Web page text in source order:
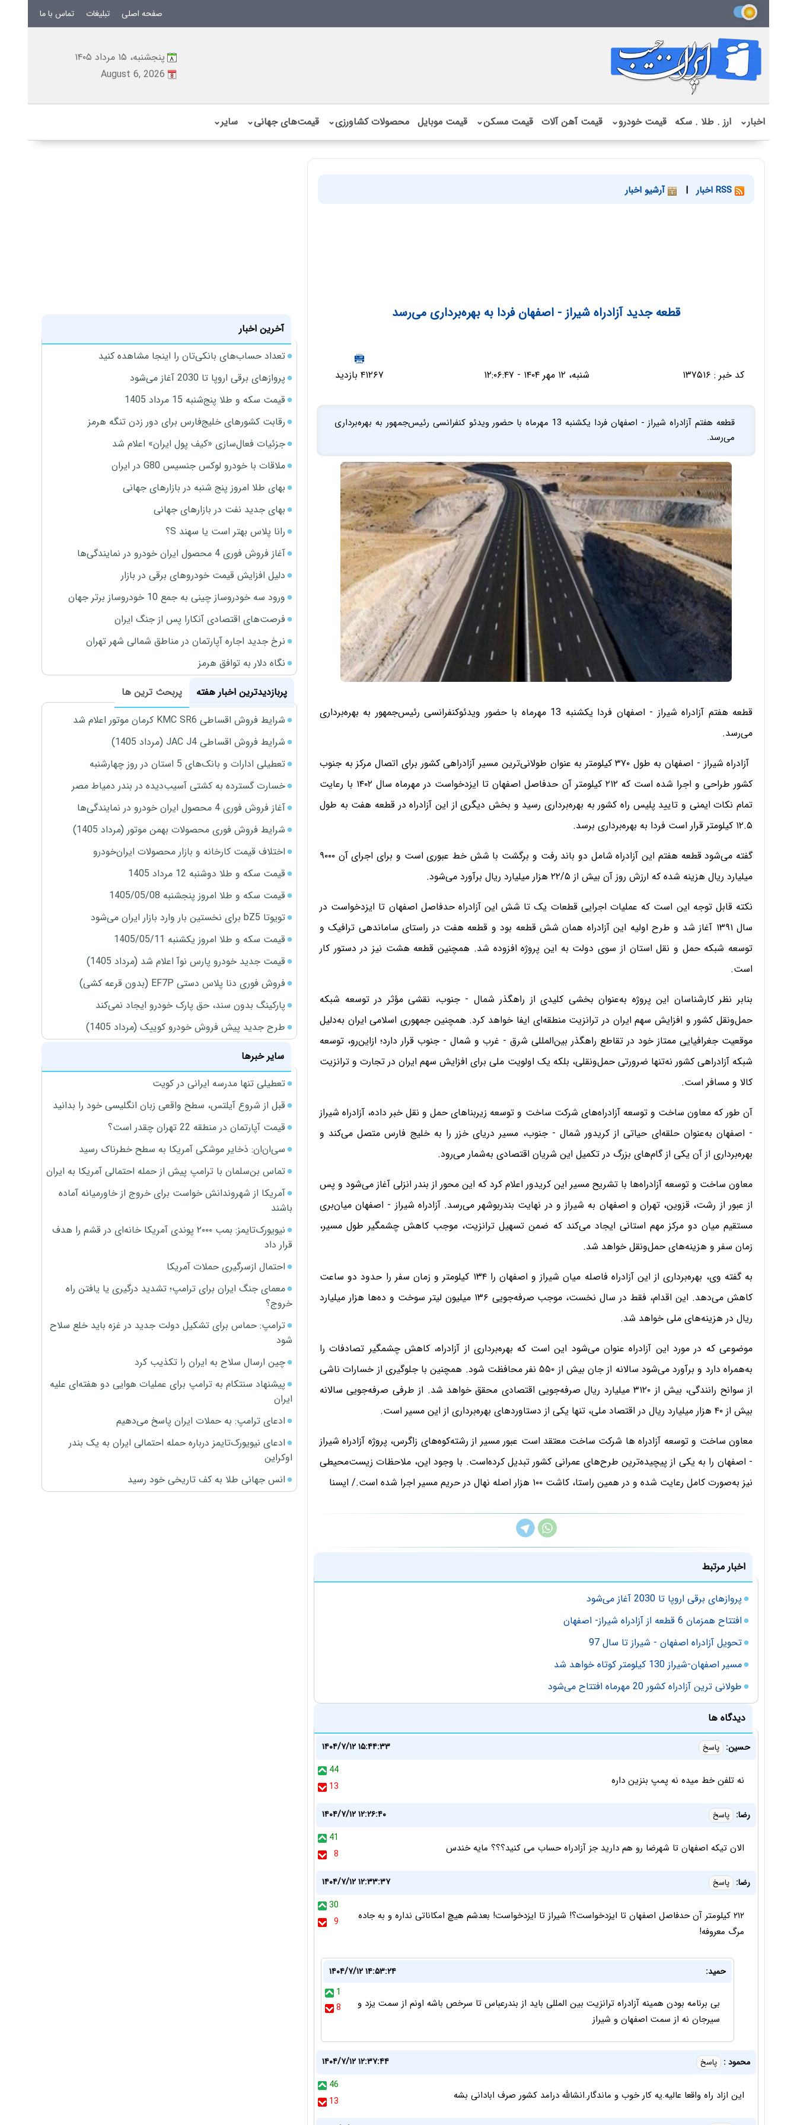
صفحه اصلی تبلیغات تماس با ما
پنجشنبه، ۱۵ مرداد ۱۴۰۵
August 6, 2026
اخبار⌄ ارز . طلا . سکه قیمت خودرو⌄ قیمت آهن آلات قیمت مسکن⌄ قیمت موبایل محصولات کشاورزی⌄ قیمت‌های جهانی⌄ سایر⌄
| آرشیو اخبار
قطعه جدید آزادراه شیراز - اصفهان فردا به بهره‌برداری می‌رسد
کد خبر : ۱۳۷۵۱۶ شنبه، ۱۲ مهر ۱۴۰۴ - ۱۲:۰۶:۴۷ ۴۱۲۶۷ بازدید
قطعه هفتم آزادراه شیراز - اصفهان فردا یکشنبه 13 مهرماه با حضور ویدئو کنفرانسی رئیس‌جمهور به بهره‌برداری
می‌رسد.
قطعه هفتم آزادراه شیراز - اصفهان فردا یکشنبه 13 مهرماه با حضور ویدئوکنفرانسی رئیس‌جمهور به بهره‌برداری
می‌رسد.
آزادراه شیراز - اصفهان به طول ۳۷۰ کیلومتر به عنوان طولانی‌ترین مسیر آزادراهی کشور برای اتصال مرکز به جنوب
کشور طراحی و اجرا شده است که ۲۱۲ کیلومتر آن حدفاصل اصفهان تا ایزدخواست در مهرماه سال ۱۴۰۲ با رعایت
تمام نکات ایمنی و تایید پلیس راه کشور به بهره‌برداری رسید و بخش دیگری از این آزادراه در قطعه هفت به طول
۱۲.۵ کیلومتر قرار است فردا به بهره‌برداری برسد.
گفته می‌شود قطعه هفتم این آزادراه شامل دو باند رفت و برگشت با شش خط عبوری است و برای اجرای آن ۹۰۰۰
میلیارد ریال هزینه شده که ارزش روز آن بیش از ۲۲/۵ هزار میلیارد ریال برآورد می‌شود.
نکته قابل توجه این است که عملیات اجرایی قطعات یک تا شش این آزادراه حدفاصل اصفهان تا ایزدخواست در
سال ۱۳۹۱ آغاز شد و طرح اولیه این آزادراه همان شش قطعه بود و قطعه هفت در راستای ساماندهی ترافیک و
توسعه شبکه حمل و نقل استان از سوی دولت به این پروژه افزوده شد. همچنین قطعه هشت نیز در دستور کار
است.
بنابر نظر کارشناسان این پروژه به‌عنوان بخشی کلیدی از راهگذر شمال - جنوب، نقشی مؤثر در توسعه شبکه
حمل‌ونقل کشور و افزایش سهم ایران در ترانزیت منطقه‌ای ایفا خواهد کرد. همچنین جمهوری اسلامی ایران به‌دلیل
موقعیت جغرافیایی ممتاز خود در تقاطع راهگذر بین‌المللی شرق - غرب و شمال - جنوب قرار دارد؛ ازاین‌رو، توسعه
شبکه آزادراهی کشور نه‌تنها ضرورتی حمل‌ونقلی، بلکه یک اولویت ملی برای افزایش سهم ایران در تجارت و ترانزیت
کالا و مسافر است.
آن طور که معاون ساخت و توسعه آزادراه‌های شرکت ساخت و توسعه زیربناهای حمل و نقل خبر داده، آزادراه شیراز
- اصفهان به‌عنوان حلقه‌ای حیاتی از کریدور شمال - جنوب، مسیر دریای خزر را به خلیج فارس متصل می‌کند و
بهره‌برداری از آن یکی از گام‌های بزرگ در تکمیل این شریان اقتصادی به‌شمار می‌رود.
معاون ساخت و توسعه آزادراه‌ها با تشریح مسیر این کریدور اعلام کرد که این محور از بندر انزلی آغاز می‌شود و پس
از عبور از رشت، قزوین، تهران و اصفهان به شیراز و در نهایت بندربوشهر می‌رسد. آزادراه شیراز - اصفهان میان‌بری
مستقیم میان دو مرکز مهم استانی ایجاد می‌کند که ضمن تسهیل ترانزیت، موجب کاهش چشمگیر طول مسیر،
زمان سفر و هزینه‌های حمل‌ونقل خواهد شد.
به گفته وی، بهره‌برداری از این آزادراه فاصله میان شیراز و اصفهان را ۱۳۴ کیلومتر و زمان سفر را حدود دو ساعت
کاهش می‌دهد. این اقدام، فقط در سال نخست، موجب صرفه‌جویی ۱۳۶ میلیون لیتر سوخت و ده‌ها هزار میلیارد
ریال در هزینه‌های ملی خواهد شد.
موضوعی که در مورد این آزادراه عنوان می‌شود این است که بهره‌برداری از آزادراه، کاهش چشمگیر تصادفات را
به‌همراه دارد و برآورد می‌شود سالانه از جان بیش از ۵۵۰ نفر محافظت شود. همچنین با جلوگیری از خسارات ناشی
از سوانح رانندگی، بیش از ۳۱۲۰ میلیارد ریال صرفه‌جویی اقتصادی محقق خواهد شد. از طرفی صرفه‌جویی سالانه
بیش از ۴۰ هزار میلیارد ریال در اقتصاد ملی، تنها یکی از دستاوردهای بهره‌برداری از این مسیر است.
معاون ساخت و توسعه آزادراه ها شرکت ساخت معتقد است عبور مسیر از رشته‌کوه‌های زاگرس، پروژه آزادراه شیراز
- اصفهان را به یکی از پیچیده‌ترین طرح‌های عمرانی کشور تبدیل کرده‌است. با وجود این، ملاحظات زیست‌محیطی
نیز به‌صورت کامل رعایت شده و در همین راستا، کاشت ۱۰۰ هزار اصله نهال در حریم مسیر اجرا شده است./ ایسنا
اخبار مرتبط
پروازهای برقی اروپا تا 2030 آغاز می‌شود
افتتاح همزمان 6 قطعه از آزادراه شیراز- اصفهان
تحویل آزادراه اصفهان - شیراز تا سال 97
مسیر اصفهان-شیراز 130 کیلومتر کوتاه خواهد شد
طولانی ترین آزادراه کشور 20 مهرماه افتتاح می‌شود
دیدگاه ها
حسین: پاسخ
۱۴۰۴/۷/۱۲ ۱۵:۴۴:۳۳
44
13
نه تلفن خط میده نه پمپ بنزین داره
رضا: پاسخ
۱۴۰۴/۷/۱۲ ۱۲:۲۶:۴۰
41
8
الان تیکه اصفهان تا شهرضا رو هم دارید جز آزادراه حساب می کنید؟؟؟ مایه خندس
رضا: پاسخ
۱۴۰۴/۷/۱۲ ۱۲:۳۳:۳۷
30
9
۲۱۲ کیلومتر آن حدفاصل اصفهان تا ایزدخواست؟! شیراز تا ایزدخواست! بعدشم هیچ امکاناتی نداره و به جاده
مرگ معروفه!
حمید:
۱۴۰۴/۷/۱۲ ۱۴:۵۳:۲۴
1
8
بی برنامه بودن همینه آزادراه ترانزیت بین المللی باید از بندرعباس تا سرخص باشه اونم از سمت یزد و
سیرجان نه از سمت اصفهان و شیراز
محمود : پاسخ
۱۴۰۴/۷/۱۲ ۱۲:۳۷:۴۴
46
13
این ازاد راه واقعا عالیه.یه کار خوب و ماندگار.انشالله درامد کشور صرف ابادانی بشه
آخرین اخبار
تعداد حساب‌های بانکی‌تان را اینجا مشاهده کنید
پروازهای برقی اروپا تا 2030 آغاز می‌شود
قیمت سکه و طلا پنج‌شنبه 15 مرداد 1405
رقابت کشورهای خلیج‌فارس برای دور زدن تنگه هرمز
جزئیات فعال‌سازی «کیف پول ایران» اعلام شد
ملاقات با خودرو لوکس جنسیس G80 در ایران
بهای طلا امروز پنج شنبه در بازارهای جهانی
بهای جدید نفت در بازارهای جهانی
رانا پلاس بهتر است یا سهند S؟
آغاز فروش فوری 4 محصول ایران خودرو در نمایندگی‌ها
دلیل افزایش قیمت خودروهای برقی در بازار
ورود سه خودروساز چینی به جمع 10 خودروساز برتر جهان
فرصت‌های اقتصادی آنکارا پس از جنگ ایران
نرخ جدید اجاره آپارتمان در مناطق شمالی شهر تهران
نگاه دلار به توافق هرمز
پربازدیدترین اخبار هفته
پربحث ترین ها
شرایط فروش اقساطی KMC SR6 کرمان موتور اعلام شد
شرایط فروش اقساطی JAC J4 (مرداد 1405)
تعطیلی ادارات و بانک‌های 5 استان در روز چهارشنبه
خسارت گسترده به کشتی آسیب‌دیده در بندر دمیاط مصر
آغاز فروش فوری 4 محصول ایران خودرو در نمایندگی‌ها
شرایط فروش فوری محصولات بهمن موتور (مرداد 1405)
اختلاف قیمت کارخانه و بازار محصولات ایران‌خودرو
قیمت سکه و طلا دوشنبه 12 مرداد 1405
قیمت سکه و طلا امروز پنجشنبه 1405/05/08
تویوتا bZ5 برای نخستین بار وارد بازار ایران می‌شود
قیمت سکه و طلا امروز یکشنبه 1405/05/11
قیمت جدید خودرو پارس نوآ اعلام شد (مرداد 1405)
فروش فوری دنا پلاس دستی EF7P (بدون قرعه کشی)
پارکینگ بدون سند، حق پارک خودرو ایجاد نمی‌کند
طرح جدید پیش فروش خودرو کوییک (مرداد 1405)
سایر خبرها
تعطیلی تنها مدرسه ایرانی در کویت
قبل از شروع آیلتس، سطح واقعی زبان انگلیسی خود را بدانید
قیمت آپارتمان در منطقه 22 تهران چقدر است؟
سی‌ان‌ان: ذخایر موشکی آمریکا به سطح خطرناک رسید
تماس بن‌سلمان با ترامپ پیش از حمله احتمالی آمریکا به ایران
آمریکا از شهروندانش خواست برای خروج از خاورمیانه آماده
باشند
نیویورک‌تایمز: بمب ۲۰۰۰ پوندی آمریکا خانه‌ای در قشم را هدف
قرار داد
احتمال ازسرگیری حملات آمریکا
معمای جنگ ایران برای ترامپ؛ تشدید درگیری یا یافتن راه
خروج؟
ترامپ: حماس برای تشکیل دولت جدید در غزه باید خلع سلاح
شود
چین ارسال سلاح به ایران را تکذیب کرد
پیشنهاد سنتکام به ترامپ برای عملیات هوایی دو هفته‌ای علیه
ایران
ادعای ترامپ: به حملات ایران پاسخ می‌دهیم
ادعای نیویورک‌تایمز درباره حمله احتمالی ایران به یک بندر
اوکراین
انس جهانی طلا به کف تاریخی خود رسید